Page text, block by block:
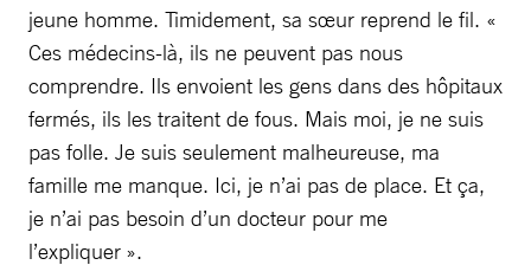
jeune homme. Timidement, sa sœur reprend le fil. «
Ces médecins-là, ils ne peuvent pas nous
comprendre. Ils envoient les gens dans des hôpitaux
fermés, ils les traitent de fous. Mais moi, je ne suis
pas folle. Je suis seulement malheureuse, ma
famille me manque. Ici, je n’ai pas de place. Et ça,
je n’ai pas besoin d’un docteur pour me
l’expliquer ».